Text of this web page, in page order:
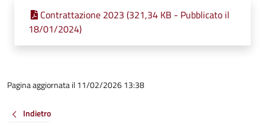
Contrattazione 2023 (321,34 KB - Pubblicato il
18/01/2024)
Pagina aggiornata il 11/02/2026 13:38
Indietro